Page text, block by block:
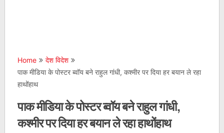
Home
देश विदेश
पाक मीडिया के पोस्टर ब्वॉय बने राहुल गांधी, कश्मीर पर दिया हर बयान ले रहा
हाथोंहाथ
पाक मीडिया के पोस्टर ब्वॉय बने राहुल गांधी,
कश्मीर पर दिया हर बयान ले रहा हाथोंहाथ